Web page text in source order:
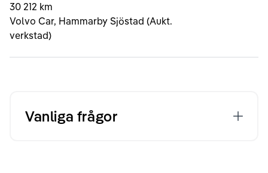
30 212 km
Volvo Car, Hammarby Sjöstad (Aukt.
verkstad)
Vanliga frågor